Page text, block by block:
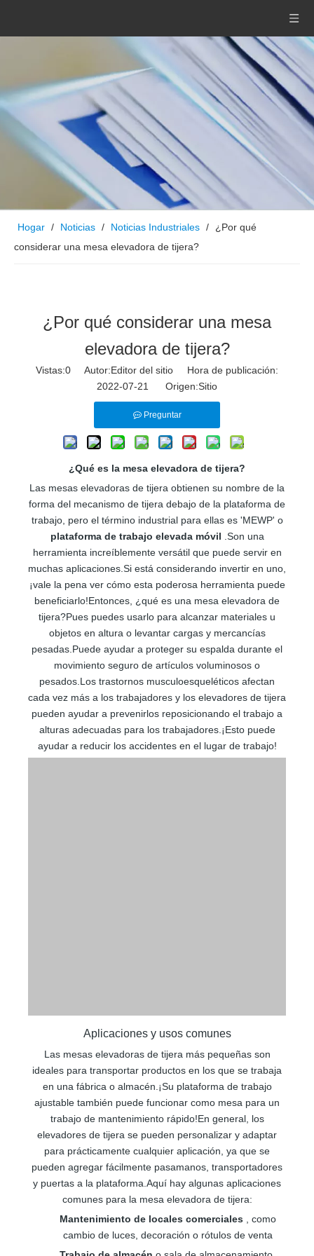
Hogar / Noticias / Noticias Industriales /
¿Por qué
considerar una mesa elevadora de tijera?
¿Por qué considerar una mesa
elevadora de tijera?
Vistas:0 Autor:Editor del sitio Hora de publicación:
2022-07-21 Origen:Sitio
Preguntar
¿Qué es la mesa elevadora de tijera?
Las mesas elevadoras de tijera obtienen su nombre de la
forma del mecanismo de tijera debajo de la plataforma de
trabajo, pero el término industrial para ellas es 'MEWP' o
plataforma de trabajo elevada móvil .Son una
herramienta increíblemente versátil que puede servir en
muchas aplicaciones.Si está considerando invertir en uno,
¡vale la pena ver cómo esta poderosa herramienta puede
beneficiarlo!Entonces, ¿qué es una mesa elevadora de
tijera?Pues puedes usarlo para alcanzar materiales u
objetos en altura o levantar cargas y mercancías
pesadas.Puede ayudar a proteger su espalda durante el
movimiento seguro de artículos voluminosos o
pesados.Los trastornos musculoesqueléticos afectan
cada vez más a los trabajadores y los elevadores de tijera
pueden ayudar a prevenirlos reposicionando el trabajo a
alturas adecuadas para los trabajadores.¡Esto puede
ayudar a reducir los accidentes en el lugar de trabajo!
Aplicaciones y usos comunes
Las mesas elevadoras de tijera más pequeñas son
ideales para transportar productos en los que se trabaja
en una fábrica o almacén.¡Su plataforma de trabajo
ajustable también puede funcionar como mesa para un
trabajo de mantenimiento rápido!En general, los
elevadores de tijera se pueden personalizar y adaptar
para prácticamente cualquier aplicación, ya que se
pueden agregar fácilmente pasamanos, transportadores
y puertas a la plataforma.Aquí hay algunas aplicaciones
comunes para la mesa elevadora de tijera:
Mantenimiento de locales comerciales
, como
cambio de luces, decoración o rótulos de venta